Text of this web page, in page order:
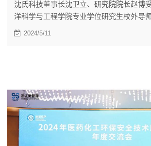
沈氏科技董事长沈卫立、研究院院长赵博
洋科学与工程学院专业学位研究生校外导师
2024/5/11